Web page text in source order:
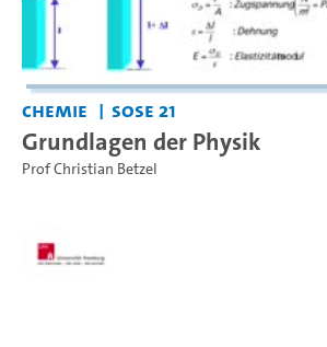
Chemie SoSe 21
Grundlagen der Physik
Prof Christian Betzel